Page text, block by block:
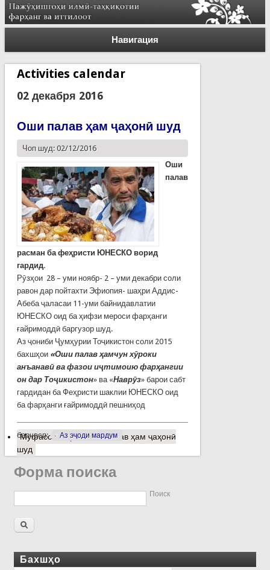
Навигация
Activities calendar
02 декабря 2016
Оши палав ҳам ҷаҳонӣ шуд
Чоп шуд: 02/12/2016
Оши
палав
расман ба феҳристи ЮНЕСКО ворид
гардид.
Рӯзҳои 28 – уми ноябр- 2 – уми декабри соли
равон дар пойтахти Эфиопия- шаҳри Аддис-
Абеба ҷаласаи 11-уми байнидавлатии
ЮНЕСКО оид ба ҳифзи мероси фарҳанги
ғайримоддӣ баргузор шуд.
Аз ҷониби Ҷумҳурии Тоҷикистон соли 2015
бахшҳои «Оши палав ҳамчун хӯроки
анъанавӣ ва фазои иҷтимоию фарҳангии
он дар Тоҷикистон» ва «Наврӯз» барои сабт
гардидан ба Феҳристи шаклии ЮНЕСКО оид
ба фарҳанги ғайримоддӣ пешниҳод
барчасп: Аз эҷоди мардум
Муфассалтаро Оши палав ҳам ҷаҳонӣ
шуд
Форма поиска
Поиск
Бахшҳо